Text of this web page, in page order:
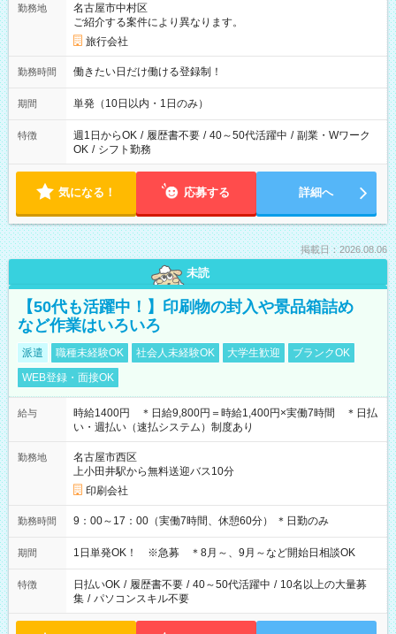
勤務地
名古屋市中村区
ご紹介する案件により異なります。
旅行会社
勤務時間 働きたい日だけ働ける登録制！
期間 単発（10日以内・1日のみ）
特徴 週1日からOK / 履歴書不要 / 40～50代活躍中 / 副業・Wワーク
OK / シフト勤務
気になる！ 応募する 詳細へ
掲載日：2026.08.06
未読
【50代も活躍中！】印刷物の封入や景品箱詰め
など作業はいろいろ
派遣 職種未経験OK 社会人未経験OK 大学生歓迎
ブランクOK
WEB登録・面接OK
給与
時給1400円 ＊日給9,800円＝時給1,400円×実働7時間 ＊日払
い・週払い（速払システム）制度あり
勤務地
名古屋市西区
上小田井駅から無料送迎バス10分
印刷会社
勤務時間 9：00～17：00（実働7時間、休憩60分） ＊日勤のみ
期間 1日単発OK！ ※急募 ＊8月～、9月～など開始日相談OK
特徴 日払いOK / 履歴書不要 / 40～50代活躍中 / 10名以上の大量募
集 / パソコンスキル不要